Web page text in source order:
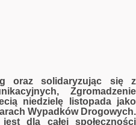
oraz solidaryzując się z
Zgromadzenie
niedzielę listopada jako
Wypadków Drogowych.
dla całej społeczności